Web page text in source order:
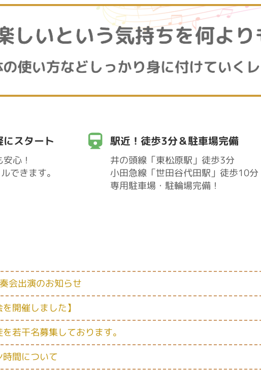
スタート
心！
できます。
駅近！徒歩3分＆駐車場完備
井の頭線「東松原駅」徒歩3分
小田急線「世田谷代田駅」徒歩10分
専用駐車場・駐輪場完備！
会出演のお知らせ
を開催しました】
若干名募集しております。
時間について